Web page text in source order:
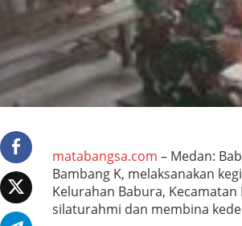
t
k
a
n
d
e
t
a
n
d
e
matabangsa.com – Medan:
Bambang K, melaksanakan
Kelurahan Babura,
silaturahmi dan membina